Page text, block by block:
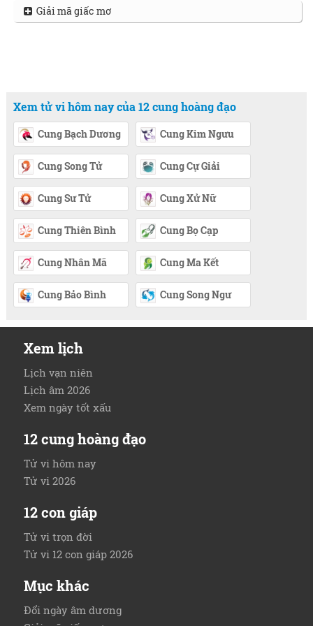
Giải mã giấc mơ
Xem tử vi hôm nay của 12 cung hoàng đạo
Cung Bạch Dương Cung Kim Ngưu
Cung Song Tử Cung Cự Giải
Cung Sư Tử Cung Xử Nữ
Cung Thiên Bình Cung Bọ Cạp
Cung Nhân Mã Cung Ma Kết
Cung Bảo Bình Cung Song Ngư
Xem lịch
Lịch vạn niên
Lịch âm 2026
Xem ngày tốt xấu
12 cung hoàng đạo
Tử vi hôm nay
Tử vi 2026
12 con giáp
Tử vi trọn đời
Tử vi 12 con giáp 2026
Mục khác
Đổi ngày âm dương